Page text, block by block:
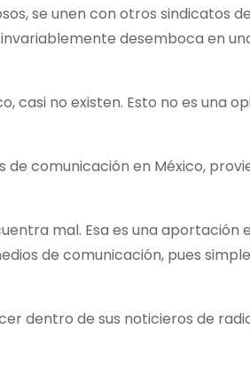
se unen con otros sindicatos
desemboca en
casi no existen. Esto no es una
comunicación en México,
mal. Esa es una aportación
de comunicación, pues
dentro de sus noticieros de